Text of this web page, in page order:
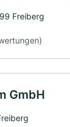
Freiberg
GmbH